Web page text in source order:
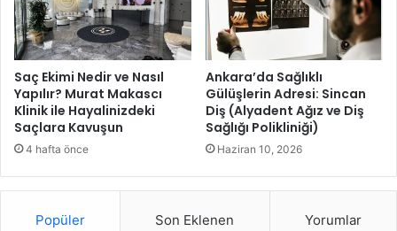
D
a
ğ
B
i
s
i
k
d
e
ç
o
c
u
k
l
Saç Ekimi Nedir ve Nasıl
Yapılır? Murat Makascı
Klinik ile Hayalinizdeki
Saçlara Kavuşun
4 hafta önce
Ankara’da Sağlıklı
Gülüşlerin Adresi: Sincan
Diş (Alyadent Ağız ve Diş
Sağlığı Polikliniği)
Haziran 10, 2026
Popüler Son Eklenen Yorumlar